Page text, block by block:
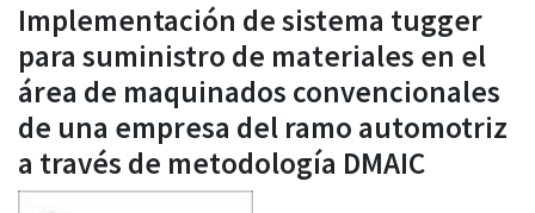
Implementación de sistema tugger
para suministro de materiales en el
área de maquinados convencionales
de una empresa del ramo automotriz
a través de metodología DMAIC